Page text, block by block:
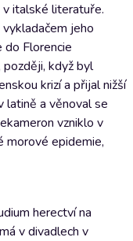
italské literatuře.
jeho
do Florencie
když byl
krizí a přijal nižší
latině a věnoval se
vzniklo v
epidemie,
herectví na
v divadlech v